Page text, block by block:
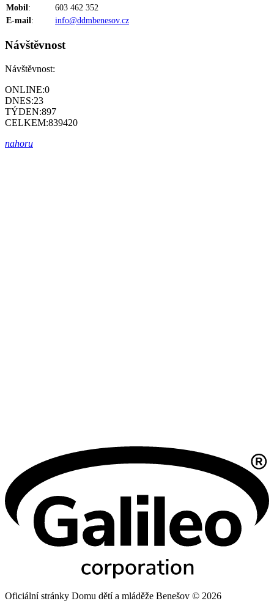
Mobil:
603 462 352
E-mail: info@ddmbenesov.cz
Návštěvnost
Návštěvnost:
ONLINE:0
DNES:23
TÝDEN:897
CELKEM:839420
nahoru
Oficiální stránky Domu dětí a mláděže Benešov © 2026